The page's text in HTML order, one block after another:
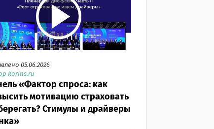
05.06.2026
korins.ru
«Фактор спроса: как
мотивацию страховать
Стимулы и драйверы